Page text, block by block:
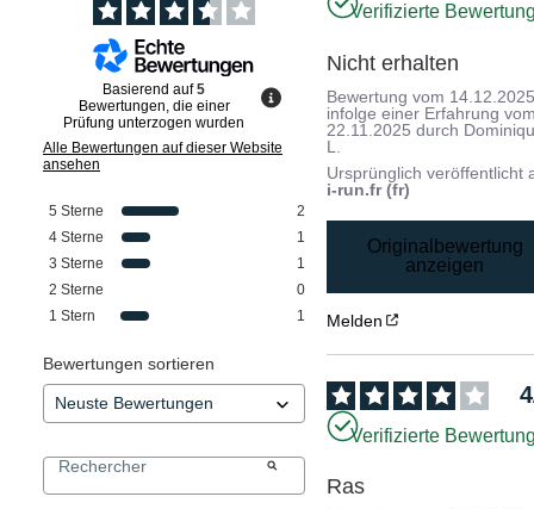
Basierend auf5
Bewertungen, die einer
Prüfung unterzogen wurden
Alle Bewertungen auf dieser Website
ansehen
5 Sterne
2
4 Sterne
1
3 Sterne
1
2 Sterne
0
1 Stern 1
Bewertungen sortieren
Verifizierte
Nicht erhalten
Bewertung vom
infolge einer Erfahrung
22.11.2025 durch
L.
Ursprünglich veröffentlicht
i-run.fr (fr)
Originalbewertung
anzeigen
Melden
4
Verifizierte
Ras